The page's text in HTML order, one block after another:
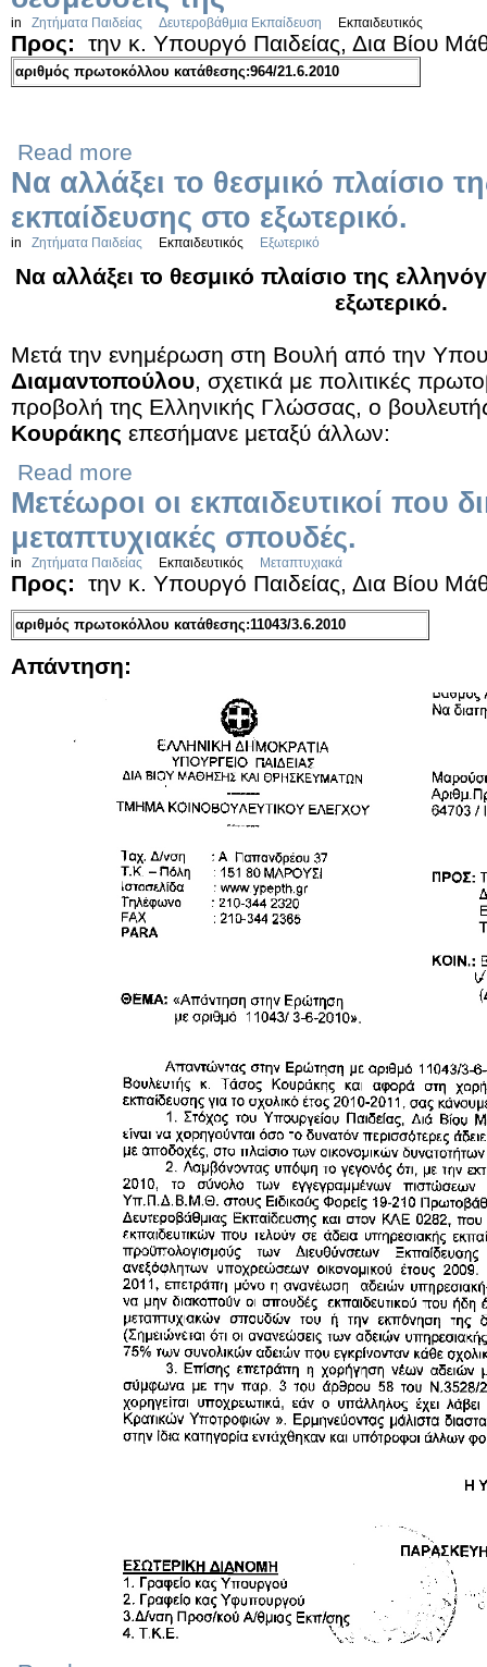
in Ζητήματα Παιδείας Δευτεροβάθμια Εκπαίδευση Εκπαιδευτικός
Προς: την κ. Υπουργό Παιδείας, Δια Βίου
αριθμός πρωτοκόλλου κατάθεσης:964/21.6.2010
Read more
Να αλλάξει το θεσμικό πλαίσιο
εκπαίδευσης στο εξωτερικό.
in Ζητήματα Παιδείας Εκπαιδευτικός Εξωτερικό
Να αλλάξει το θεσμικό πλαίσιο της
εξωτερικό.
Μετά την ενημέρωση στη Βουλή από την
Διαμαντοπούλου, σχετικά με πολιτικές
προβολή της Ελληνικής Γλώσσας, ο
Κουράκης επεσήμανε μεταξύ άλλων:
Read more
Μετέωροι οι εκπαιδευτικοί που
μεταπτυχιακές σπουδές.
in Ζητήματα Παιδείας Εκπαιδευτικός Μεταπτυχιακά
Προς: την κ. Υπουργό Παιδείας, Δια Βίου
αριθμός πρωτοκόλλου κατάθεσης:11043/3.6.2010
Απάντηση: